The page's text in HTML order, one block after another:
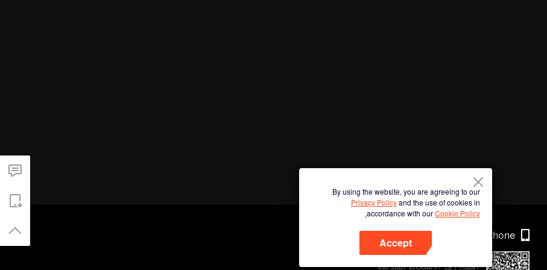
By using the website, you are agreeing to our
Privacy Policyand the use of cookies in
accordance with ourCookie Policy.
Accept
Phone
امسح رمز الاستجابة السريعة